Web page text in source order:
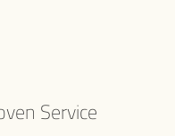
Service